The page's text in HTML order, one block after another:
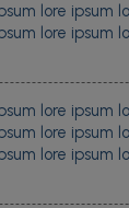
lore ipsum
lore ipsum
lore ipsum
lore ipsum
lore ipsum